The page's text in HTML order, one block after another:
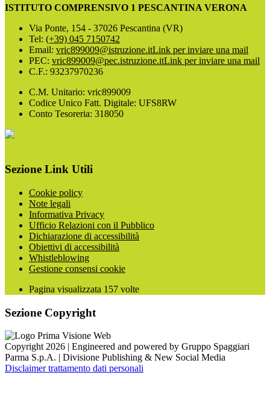
ISTITUTO COMPRENSIVO 1 PESCANTINA VERONA
Via Ponte, 154 - 37026 Pescantina (VR)
Tel: (+39) 045 7150742
Email: vric899009@istruzione.itLink per inviare una mail
PEC: vric899009@pec.istruzione.itLink per inviare una mail
C.F.: 93237970236
C.M. Unitario: vric899009
Codice Unico Fatt. Digitale: UFS8RW
Conto Tesoreria: 318050
Sezione Link Utili
Cookie policy
Note legali
Informativa Privacy
Ufficio Relazioni con il Pubblico
Dichiarazione di accessibilità
Obiettivi di accessibilità
Whistleblowing
Gestione consensi cookie
Pagina visualizzata 157 volte
Sezione Copyright
Copyright 2026 | Engineered and powered by Gruppo Spaggiari
Parma S.p.A. | Divisione Publishing & New Social Media
Disclaimer trattamento dati personali